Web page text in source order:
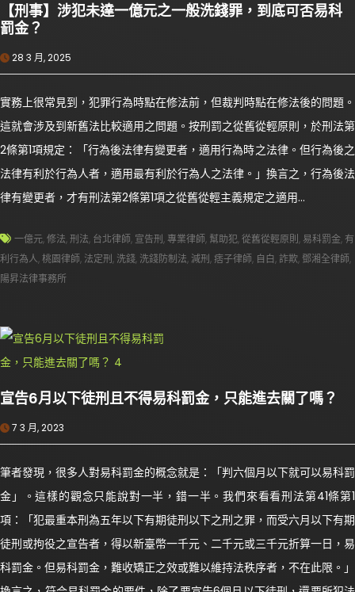
【刑事】涉犯未達一億元之一般洗錢罪，到底可否易科
罰金？
28 3 月, 2025
實務上很常見到，犯罪行為時點在修法前，但裁判時點在修法後的問題。
這就會涉及到新舊法比較適用之問題。按刑罰之從舊從輕原則，於刑法第
2條第1項規定：「行為後法律有變更者，適用行為時之法律。但行為後之
法律有利於行為人者，適用最有利於行為人之法律。」換言之，行為後法
律有變更者，才有刑法第2條第1項之從舊從輕主義規定之適用…
一億元,修法,刑法, 台北律師, 宣告刑,專業律師, 幫助犯,從舊從輕原則 , 易科罰金, 有
利行為人,桃園律師, 法定刑, 洗錢, 洗錢防制法, 減刑,痞子律師, 自白,詐欺, 鄧湘全律師,
陽昇法律事務所
宣告6月以下徒刑且不得易科罰金，只能進去關了嗎？
7 3 月, 2023
筆者發現，很多人對易科罰金的概念就是：「判六個月以下就可以易科罰
金」。這樣的觀念只能說對一半，錯一半。我們來看看刑法第41條第1
項：「犯最重本刑為五年以下有期徒刑以下之刑之罪，而受六月以下有期
徒刑或拘役之宣告者，得以新臺幣一千元、二千元或三千元折算一日，易
科罰金。但易科罰金，難收矯正之效或難以維持法秩序者，不在此限。」